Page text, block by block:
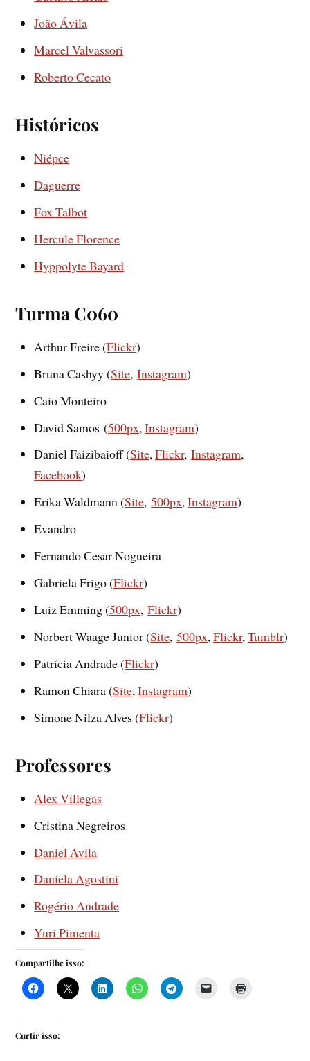
João Ávila
Marcel Valvassori
Roberto Cecato
Históricos
Niépce
Daguerre
Fox Talbot
Hercule Florence
Hyppolyte Bayard
Turma C060
Arthur Freire (Flickr)
Bruna Cashyy (Site,Instagram)
Caio Monteiro
David Samos (500px,Instagram)
Daniel Faizibaioff (Site,Flickr,Instagram,
Facebook)
Erika Waldmann (Site,500px,Instagram)
Evandro
Fernando Cesar Nogueira
Gabriela Frigo (Flickr)
Luiz Emming (500px,Flickr)
Norbert Waage Junior (Site,500px,Flickr,Tumblr)
Patrícia Andrade (Flickr)
Ramon Chiara (Site,Instagram)
Simone Nilza Alves (Flickr)
Professores
Alex Villegas
Cristina Negreiros
Daniel Avila
Daniela Agostini
Rogério Andrade
Yuri Pimenta
Compartilhe isso:
Curtir isso: